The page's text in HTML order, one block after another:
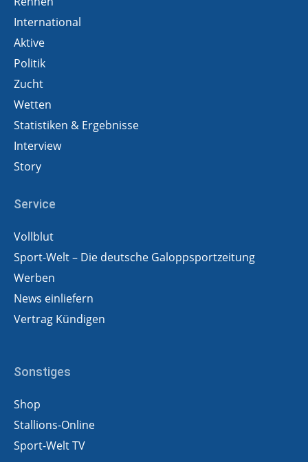
International
Aktive
Politik
Zucht
Wetten
Statistiken & Ergebnisse
Interview
Story
Service
Vollblut
Sport-Welt – Die deutsche Galoppsportzeitung
Werben
News einliefern
Vertrag Kündigen
Sonstiges
Shop
Stallions-Online
Sport-Welt TV